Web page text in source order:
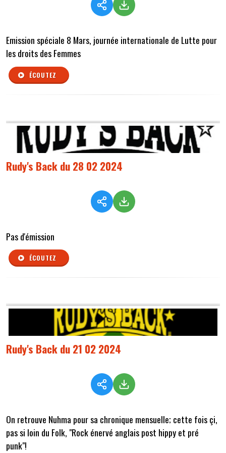
Emission spéciale 8 Mars, journée internationale de Lutte pour
les droits des Femmes
ÉCOUTEZ
Rudy's Back du 28 02 2024
Pas d'émission
ÉCOUTEZ
Rudy's Back du 21 02 2024
On retrouve Nuhma pour sa chronique mensuelle; cette fois çi,
pas si loin du Folk, "Rock énervé anglais post hippy et pré
punk"!